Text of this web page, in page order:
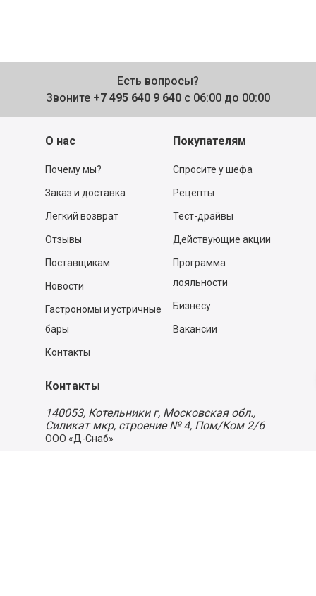
Есть вопросы?
Звоните +7 495 640 9 640 с 06:00 до 00:00
О нас
Почему мы?
Заказ и доставка
Легкий возврат
Отзывы
Поставщикам
Новости
Гастрономы и устричные
бары
Контакты
Покупателям
Спросите у шефа
Рецепты
Тест-драйвы
Действующие акции
Программа
лояльности
Бизнесу
Вакансии
Контакты
140053, Котельники г, Московская обл.,
Силикат мкр, строение № 4, Пом/Ком 2/6
ООО «Д-Снаб»